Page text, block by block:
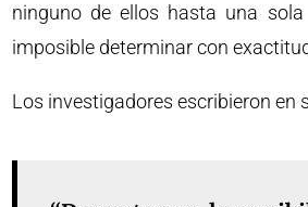
ninguno de ellos hasta una
imposible determinar con
Los investigadores escribieron en